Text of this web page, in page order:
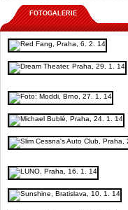
FOTOGALERIE